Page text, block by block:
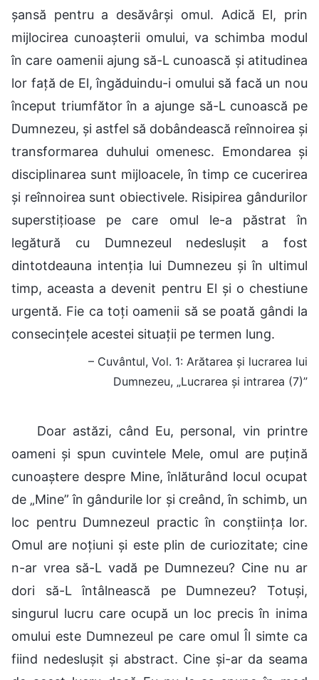
șansă pentru a desăvârși omul. Adică El, prin
mijlocirea cunoașterii omului, va schimba modul
în care oamenii ajung să-L cunoască și atitudinea
lor față de El, îngăduindu-i omului să facă un nou
început triumfător în a ajunge să-L cunoască pe
Dumnezeu, și astfel să dobândească reînnoirea și
transformarea duhului omenesc. Emondarea și
disciplinarea sunt mijloacele, în timp ce cucerirea
și reînnoirea sunt obiectivele. Risipirea gândurilor
superstițioase pe care omul le-a păstrat în
legătură cu Dumnezeul nedeslușit a fost
dintotdeauna intenția lui Dumnezeu și în ultimul
timp, aceasta a devenit pentru El și o chestiune
urgentă. Fie ca toți oamenii să se poată gândi la
consecințele acestei situații pe termen lung.
– Cuvântul, Vol. 1: Arătarea și lucrarea lui
Dumnezeu, „Lucrarea și intrarea (7)”
Doar astăzi, când Eu, personal, vin printre
oameni și spun cuvintele Mele, omul are puțină
cunoaștere despre Mine, înlăturând locul ocupat
de „Mine” în gândurile lor și creând, în schimb, un
loc pentru Dumnezeul practic în conștiința lor.
Omul are noțiuni și este plin de curiozitate; cine
n-ar vrea să-L vadă pe Dumnezeu? Cine nu ar
dori să-L întâlnească pe Dumnezeu? Totuși,
singurul lucru care ocupă un loc precis în inima
omului este Dumnezeul pe care omul Îl simte ca
fiind nedeslușit și abstract. Cine și-ar da seama